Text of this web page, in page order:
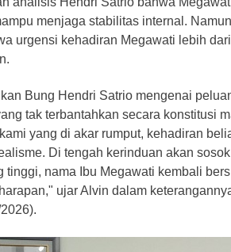
menjaga stabilitas internal.
urgensi kehadiran Megawati lebih
Bung Hendri Satrio mengenai
tak terbantahkan secara konstitusi
yang di akar rumput, kehadiran
Di tengah kerinduan akan
tinggi, nama Ibu Megawati kembali
ujar Alvin dalam